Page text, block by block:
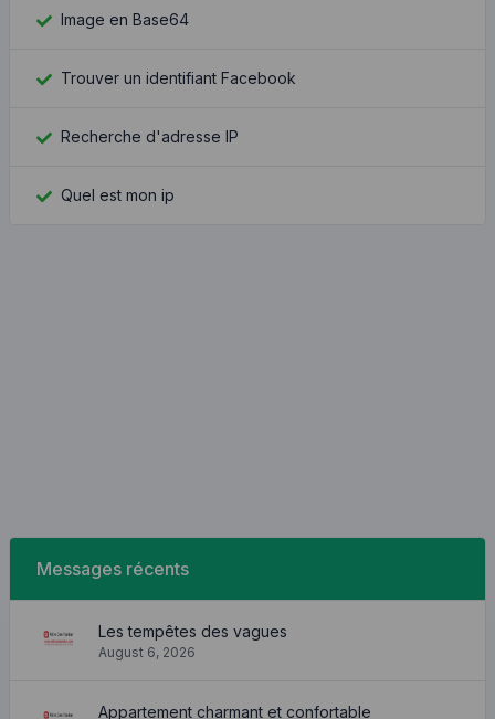
Image en Base64
Trouver un identifiant Facebook
Recherche d'adresse IP
Quel est mon ip
Messages récents
Les tempêtes des vagues
August 6, 2026
Appartement charmant et confortable